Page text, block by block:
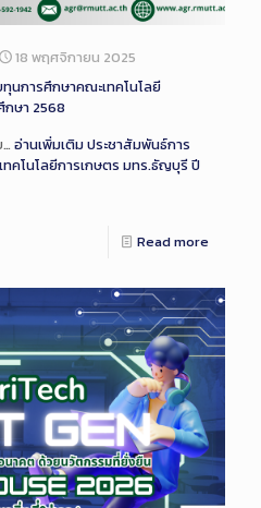
18 พฤศจิกายน 2025
นการศึกษาคณะเทคโนโลยี
ษา 2568
อ่านเพิ่มเติมประชาสัมพันธ์การ
คโนโลยีการเกษตร มทร.ธัญบุรี ปี
Read more